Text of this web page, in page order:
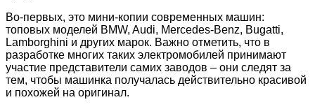
Во-первых, это мини-копии современных машин:
топовых моделей BMW, Audi, Mercedes-Benz, Bugatti,
Lamborghini и других марок. Важно отметить, что в
разработке многих таких электромобилей принимают
участие представители самих заводов – они следят за
тем, чтобы машинка получалась действительно красивой
и похожей на оригинал.